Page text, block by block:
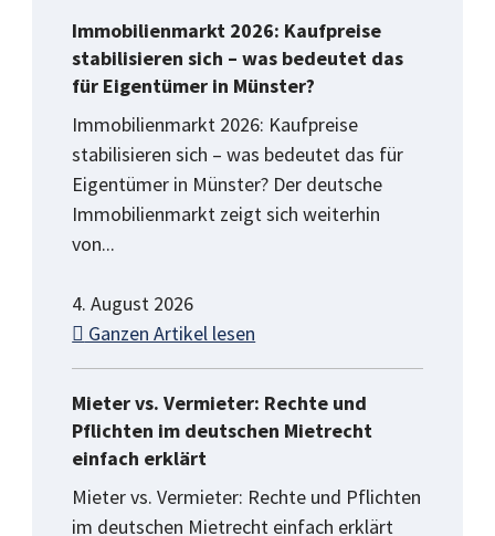
Immobilienmarkt 2026: Kaufpreise
stabilisieren sich – was bedeutet das
für Eigentümer in Münster?
Immobilienmarkt 2026: Kaufpreise
stabilisieren sich – was bedeutet das für
Eigentümer in Münster? Der deutsche
Immobilienmarkt zeigt sich weiterhin
von...
4. August 2026
Ganzen Artikel lesen
Mieter vs. Vermieter: Rechte und
Pflichten im deutschen Mietrecht
einfach erklärt
Mieter vs. Vermieter: Rechte und Pflichten
im deutschen Mietrecht einfach erklärt